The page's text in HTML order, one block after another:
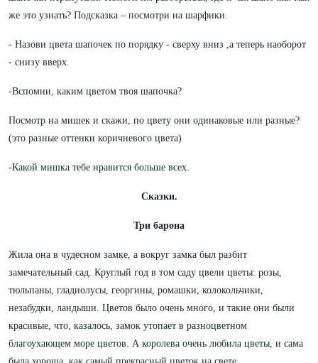
же это узнать? Подсказка – посмотри на шарфики.
- Назови цвета шапочек по порядку - сверху вниз ,а теперь наоборот
- снизу вверх.
-Вспомни, каким цветом твоя шапочка?
Посмотр на мишек и скажи, по цвету они одинаковые или разные?
(это разные оттенки коричневого цвета)
-Какой мишка тебе нравится больше всех.
Сказки.
Три барона
Жила она в чудесном замке, а вокруг замка был разбит
замечательный сад. Круглый год в том саду цвели цветы: розы,
тюльпаны, гладиолусы, георгины, ромашки, колокольчики,
незабудки, ландыши. Цветов было очень много, и такие они были
красивые, что, казалось, замок утопает в разноцветном
благоухающем море цветов. А королева очень любила цветы, и сама